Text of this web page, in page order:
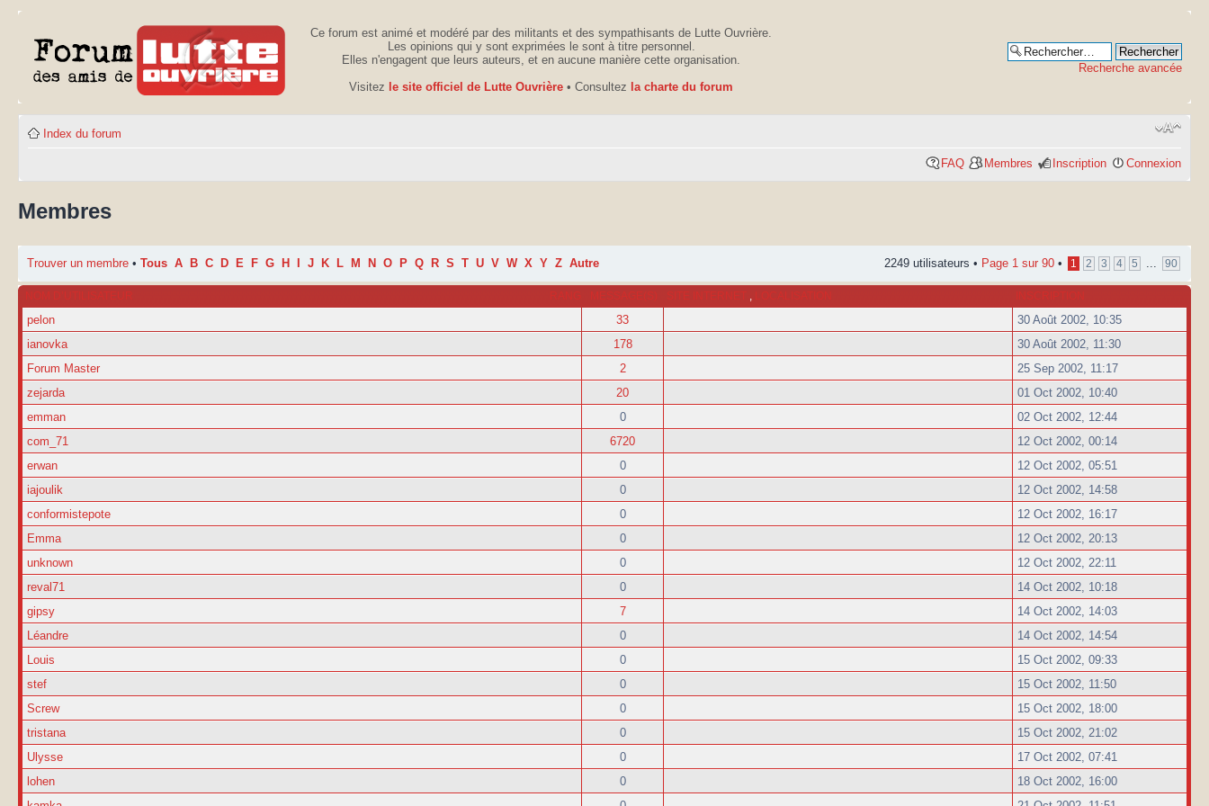
Ce forum est animé et modéré par des militants et des sympathisants de Lutte Ouvrière.
Les opinions qui y sont exprimées le sont à titre personnel.
Elles n'engagent que leurs auteurs, et en aucune manière cette organisation.
Visitez le site officiel de Lutte Ouvrière • Consultez la charte du forum
Recherche avancée
Index du forum
FAQ Membres Inscription Connexion
Membres
Trouver un membre • Tous A B C D E F G H J K L M N O P Q R S T U V W X Y Z Autre 2249 utilisateurs • Page 1 sur 90 • 1 2 3 4 5 ... 90
RANG
NOM D’UTILISATEUR MESSAGE(S) SITE INTERNET , LOCALISATION INSCRIPTION
pelon 33
30 Août 2002, 10:35
ianovka
178
30 Août 2002, 11:30
Forum Master
2
25 Sep 2002, 11:17
zejarda
20
01 Oct 2002, 10:40
emman
0
02 Oct 2002, 12:44
com_71
6720
12 Oct 2002, 00:14
erwan
0
12 Oct 2002, 05:51
iajoulik
0
12 Oct 2002, 14:58
conformistepote
0
12 Oct 2002, 16:17
Emma
0
12 Oct 2002, 20:13
unknown
0
12 Oct 2002, 22:11
reval71
0
14 Oct 2002, 10:18
gipsy
7
14 Oct 2002, 14:03
Léandre
0
14 Oct 2002, 14:54
Louis
0
15 Oct 2002, 09:33
stef
0
15 Oct 2002, 11:50
Screw
0
15 Oct 2002, 18:00
tristana
0
15 Oct 2002, 21:02
Ulysse
0
17 Oct 2002, 07:41
lohen
0
18 Oct 2002, 16:00